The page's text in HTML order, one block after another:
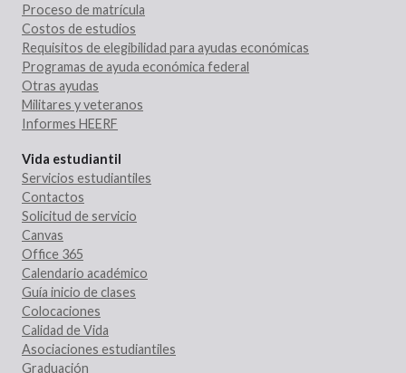
Proceso de matrícula
Costos de estudios
Requisitos de elegibilidad para ayudas económicas
Programas de ayuda económica federal
Otras ayudas
Militares y veteranos
Informes HEERF
Vida estudiantil
Servicios estudiantiles
Contactos
Solicitud de servicio
Canvas
Office 365
Calendario académico
Guía inicio de clases
Colocaciones
Calidad de Vida
Asociaciones estudiantiles
Graduación